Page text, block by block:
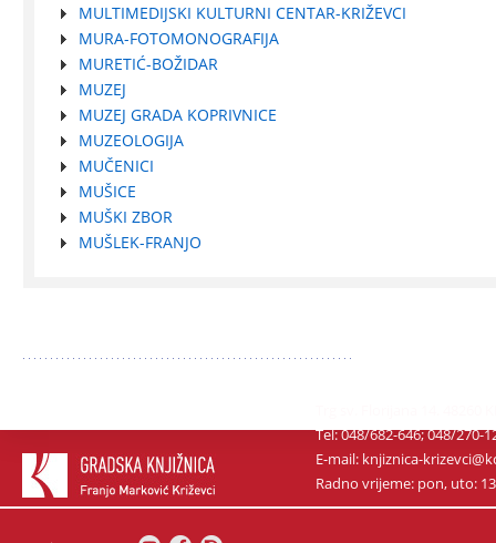
MULTIMEDIJSKI KULTURNI CENTAR-KRIŽEVCI
MURA-FOTOMONOGRAFIJA
MURETIĆ-BOŽIDAR
MUZEJ
MUZEJ GRADA KOPRIVNICE
MUZEOLOGIJA
MUČENICI
MUŠICE
MUŠKI ZBOR
MUŠLEK-FRANJO
Tel: 048/682-646; 048/270-
E-mail: knjiznica-
Radno vrijeme: pon, uto: